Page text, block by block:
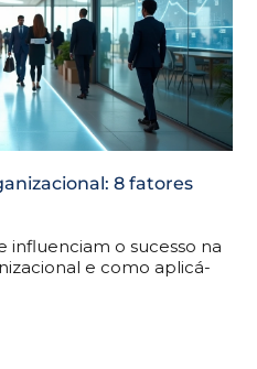
8 fatores
influenciam o sucesso na
e como aplicá-